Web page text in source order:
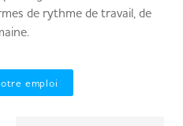
de rythme de travail, de
emploi